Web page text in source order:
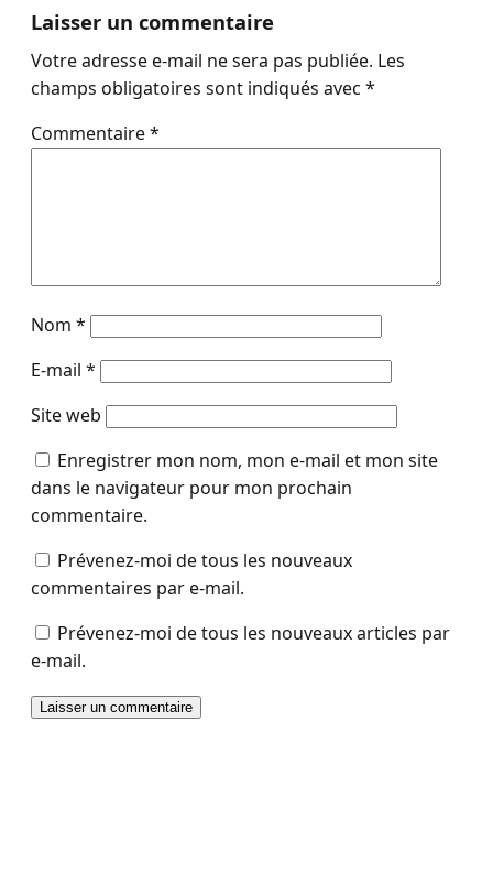
Laisser un commentaire
Votre adresse e-mail ne sera pas publiée. Les
champs obligatoires sont indiqués avec *
Commentaire*
Nom *
E-mail *
Site web
Enregistrer mon nom, mon e-mail et mon site
dans le navigateur pour mon prochain
commentaire.
Prévenez-moi de tous les nouveaux
commentaires par e-mail.
Prévenez-moi de tous les nouveaux articles par
e-mail.